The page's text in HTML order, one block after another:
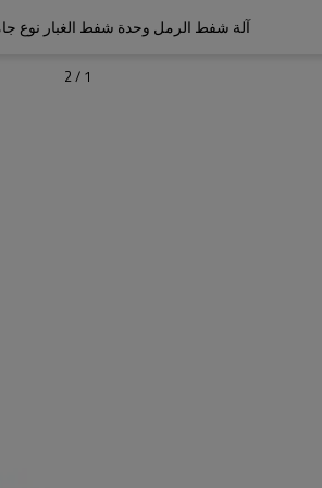
آلة شفط الرمل وحدة شفط الغبار نوع
1
/
2